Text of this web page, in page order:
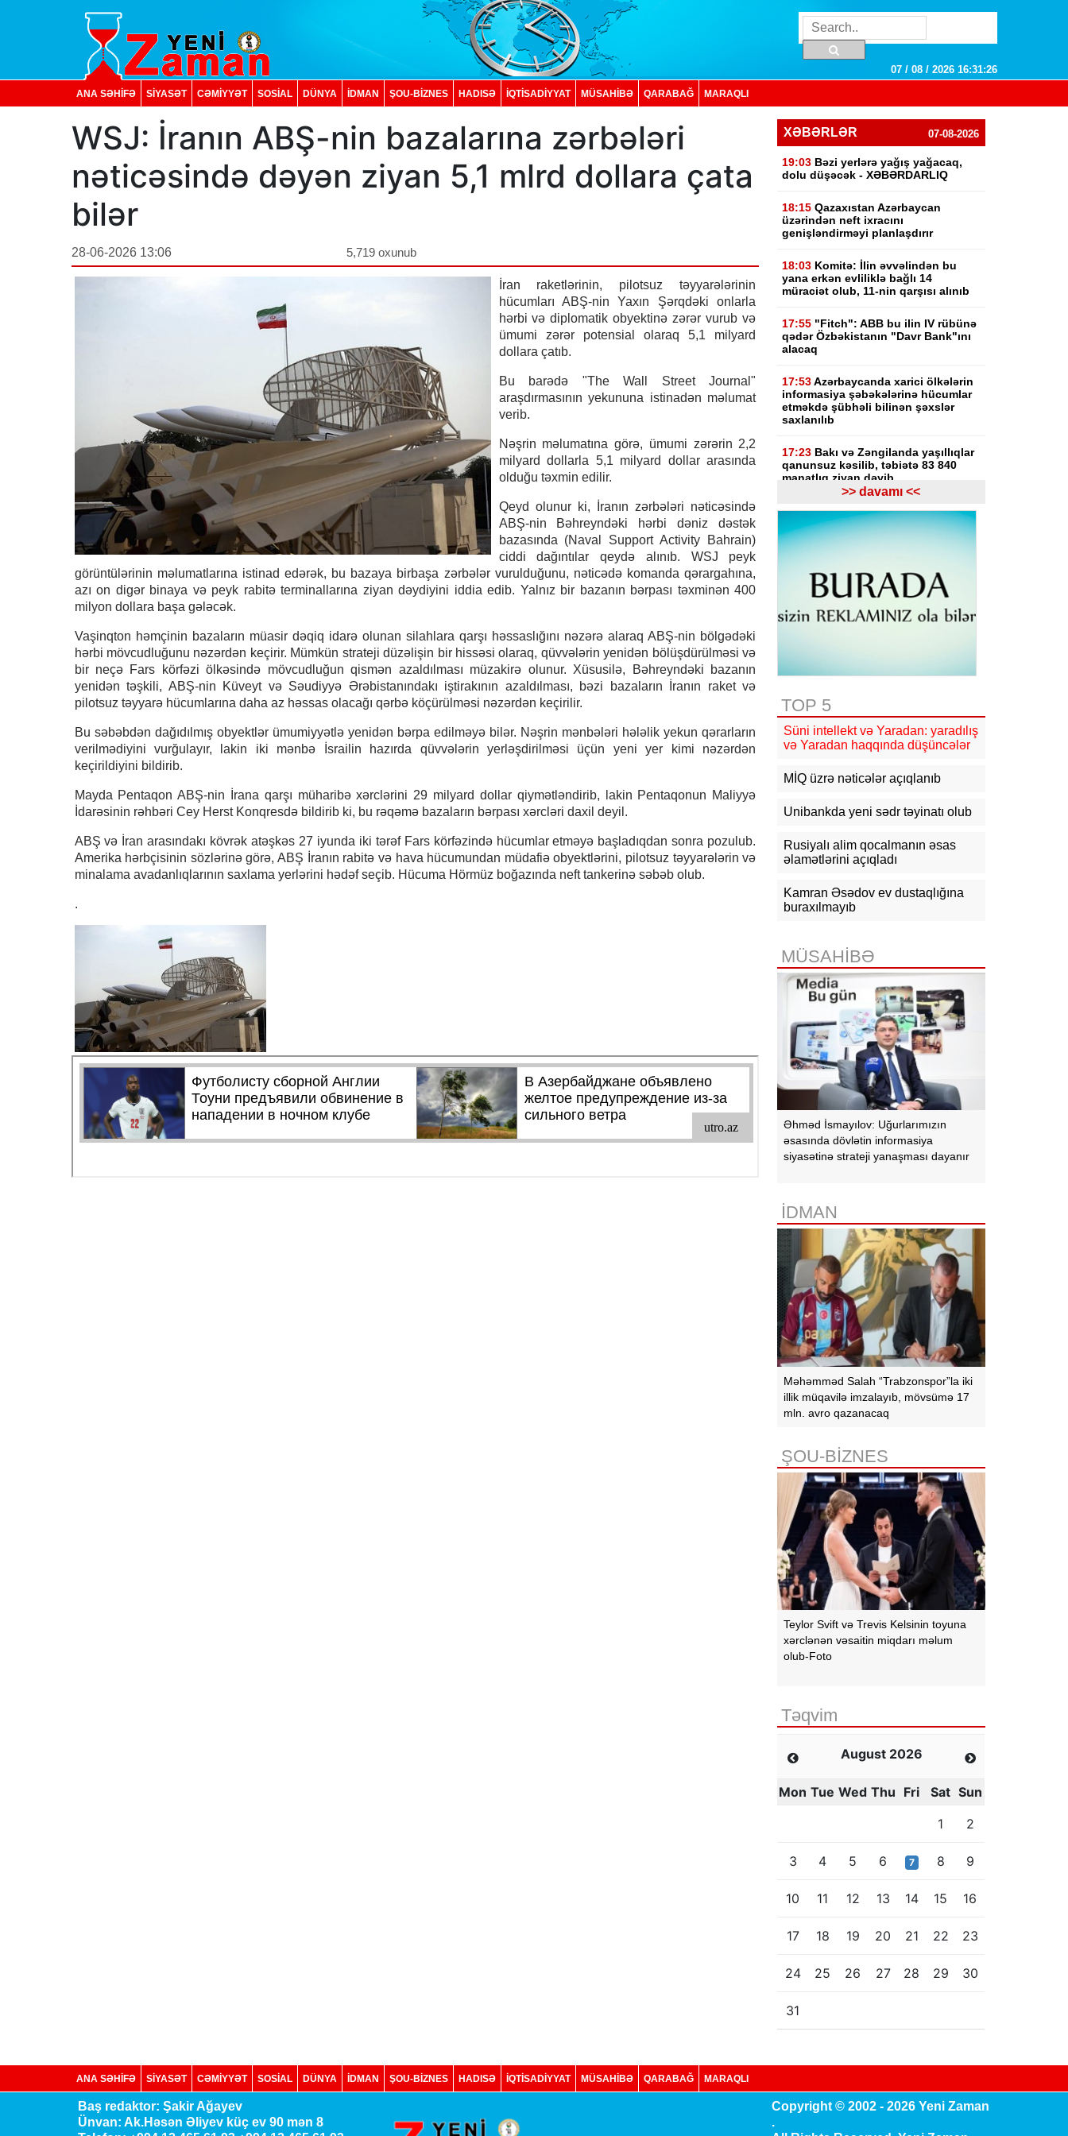
07 / 08 / 2026 16:31:27
ANA SƏHİFƏ SİYASƏT CƏMİYYƏT SOSIAL DÜNYA İDMAN ŞOU-BİZNES HADISƏ İQTISADIYYAT MÜSAHİBƏ QARABAĞ MARAQLI
WSJ: İranın ABŞ-nin bazalarına zərbələri
nəticəsində dəyən ziyan 5,1 mlrd dollara çata
bilər
28-06-2026 13:06 5,719 oxunub
İran raketlərinin, pilotsuz təyyarələrinin
hücumları ABŞ-nin Yaxın Şərqdəki onlarla
hərbi və diplomatik obyektinə zərər vurub və
ümumi zərər potensial olaraq 5,1 milyard
dollara çatıb.
Bu barədə "The Wall Street Journal"
araşdırmasının yekununa istinadən məlumat
verib.
Nəşrin məlumatına görə, ümumi zərərin 2,2
milyard dollarla 5,1 milyard dollar arasında
olduğu təxmin edilir.
Qeyd olunur ki, İranın zərbələri nəticəsində
ABŞ-nin Bəhreyndəki hərbi dəniz dəstək
bazasında (Naval Support Activity Bahrain)
ciddi dağıntılar qeydə alınıb. WSJ peyk
görüntülərinin məlumatlarına istinad edərək, bu bazaya birbaşa zərbələr vurulduğunu, nəticədə komanda qərargahına,
azı on digər binaya və peyk rabitə terminallarına ziyan dəydiyini iddia edib. Yalnız bir bazanın bərpası təxminən 400
milyon dollara başa gələcək.
Vaşinqton həmçinin bazaların müasir dəqiq idarə olunan silahlara qarşı həssaslığını nəzərə alaraq ABŞ-nin bölgədəki
hərbi mövcudluğunu nəzərdən keçirir. Mümkün strateji düzəlişin bir hissəsi olaraq, qüvvələrin yenidən bölüşdürülməsi və
bir neçə Fars körfəzi ölkəsində mövcudluğun qismən azaldılması müzakirə olunur. Xüsusilə, Bəhreyndəki bazanın
yenidən təşkili, ABŞ-nin Küveyt və Səudiyyə Ərəbistanındakı iştirakının azaldılması, bəzi bazaların İranın raket və
pilotsuz təyyarə hücumlarına daha az həssas olacağı qərbə köçürülməsi nəzərdən keçirilir.
Bu səbəbdən dağıdılmış obyektlər ümumiyyətlə yenidən bərpa edilməyə bilər. Nəşrin mənbələri hələlik yekun qərarların
verilmədiyini vurğulayır, lakin iki mənbə İsrailin hazırda qüvvələrin yerləşdirilməsi üçün yeni yer kimi nəzərdən
keçirildiyini bildirib.
Mayda Pentaqon ABŞ-nin İrana qarşı müharibə xərclərini 29 milyard dollar qiymətləndirib, lakin Pentaqonun Maliyyə
İdarəsinin rəhbəri Cey Herst Konqresdə bildirib ki, bu rəqəmə bazaların bərpası xərcləri daxil deyil.
ABŞ və İran arasındakı kövrək atəşkəs 27 iyunda iki tərəf Fars körfəzində hücumlar etməyə başladıqdan sonra pozulub.
Amerika hərbçisinin sözlərinə görə, ABŞ İranın rabitə və hava hücumundan müdafiə obyektlərini, pilotsuz təyyarələrin və
minalama avadanlıqlarının saxlama yerlərini hədəf seçib. Hücuma Hörmüz boğazında neft tankerinə səbəb olub.
.
XƏBƏRLƏR 07-08-2026
19:03 Bəzi yerlərə yağış yağacaq,
dolu düşəcək - XƏBƏRDARLIQ
18:15 Qazaxıstan Azərbaycan
üzərindən neft ixracını
genişləndirməyi planlaşdırır
18:03 Komitə: İlin əvvəlindən bu
yana erkən evliliklə bağlı 14
müraciət olub, 11-nin qarşısı alınıb
17:55 "Fitch": ABB bu ilin IV rübünə
qədər Özbəkistanın "Davr Bank"ını
alacaq
17:53 Azərbaycanda xarici ölkələrin
informasiya şəbəkələrinə hücumlar
etməkdə şübhəli bilinən şəxslər
saxlanılıb
17:23 Bakı və Zəngilanda yaşıllıqlar
qanunsuz kəsilib, təbiətə 83 840
manatlıq ziyan dəyib
17:09 Bakıda estetik əməliyyatdan
sonra pasiyentin ölüm faktı üzrə
araşdırma başlayıb
aldadan şəxs saxlanılıb
16:39 Səfərbərlik Xidmətinin
rüşvətlə bağlı həbs olunan 3
16:10 Jurnalistika ixtisası üzrə
qabiliyyət imtahanının nəticələri
açıqlanıb
15:50 Ədliyyə naziri Lerik rayonunda
vətəndaşları qəbul edib
15:24 Bakının mərkəzində 3
söndürülüb, 2 nəfər tüstüdən
zəhərlənib
15:02 Ukrayna aqrar sektora yardım
üçün Aİ-dən 220 milyon avro istəyir
və Pakistan Məkkə Sazişini
imzalayıb: Üzvlərdən birinə hücum
hamısına hücum sayılacaq
>> davamı <<
TOP 5
Süni intellekt və Yaradan: yaradılış
və Yaradan haqqında düşüncələr
MİQ üzrə nəticələr açıqlanıb
Unibankda yeni sədr təyinatı olub
Rusiyalı alim qocalmanın əsas
əlamətlərini açıqladı
Kamran Əsədov ev dustaqlığına
buraxılmayıb
MÜSAHİBƏ
Əhməd İsmayılov: Uğurlarımızın
əsasında dövlətin informasiya
siyasətinə strateji yanaşması dayanır
İDMAN
Məhəmməd Salah “Trabzonspor”la iki
illik müqavilə imzalayıb, mövsümə 17
mln. avro qazanacaq
ŞOU-BİZNES
Teylor Svift və Trevis Kelsinin toyuna
xərclənən vəsaitin miqdarı məlum
olub-Foto
Təqvim
August 2026
Mon Tue Wed Thu Fri Sat Sun
1
2
3 4 5 6 7 8 9
10 11 12 13 14 15 16
17 18 19 20 21 22 23
24 25 26 27 28 29 30
31
ANA SƏHİFƏ SİYASƏT CƏMİYYƏT SOSIAL DÜNYA İDMAN ŞOU-BİZNES HADISƏ İQTISADIYYAT MÜSAHİBƏ QARABAĞ MARAQLI
Baş redaktor: Şakir Ağayev
Ünvan: Ak.Həsən Əliyev küç ev 90 mən 8
Copyright © 2002 - 2026 Yeni Zaman
.